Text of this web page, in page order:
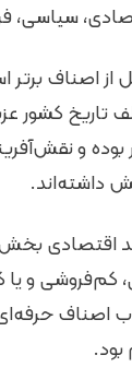
سیاسی،
برتر
تاریخ کشور
و
داشته‌اند.
ضد اقتصادی
کم‌فروشی و
اصناف